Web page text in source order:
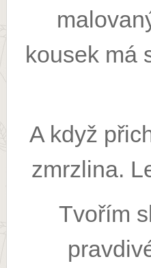
kousek má
A když
zmrzlina.
Tvořím